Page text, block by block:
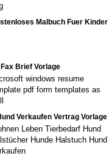
Malbuch Fuer Kinder
Brief Vorlage
windows resume
pdf form templates as
Verkaufen Vertrag Vorlage
Leben Tierbedarf Hund
Hunde Halstuch Hund